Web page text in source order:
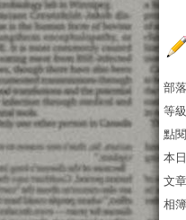
部
等級
點
本
文
相